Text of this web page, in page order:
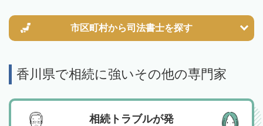
市区町村から司法書士を探す
香川県で相続に強いその他の専門家
相続トラブルが発